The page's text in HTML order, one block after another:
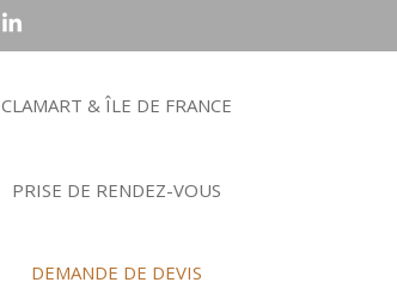
CLAMART & ÎLE DE FRANCE
PRISE DE RENDEZ-VOUS
DEMANDE DE DEVIS